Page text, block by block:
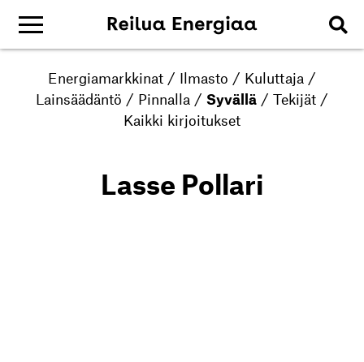
Energiamarkkinat / Ilmasto / Kuluttaja /
Lainsäädäntö / Pinnalla / Syvällä / Tekijät /
Kaikki kirjoitukset
Lasse Pollari